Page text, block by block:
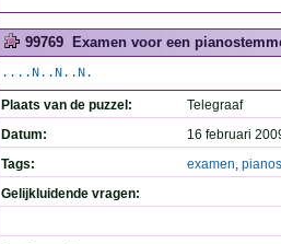
99769 Examen voor een
....N..N..N.
Plaats van de puzzel:
Telegraaf
Datum:
16 februari
Tags:
examen,
Gelijkluidende vragen: